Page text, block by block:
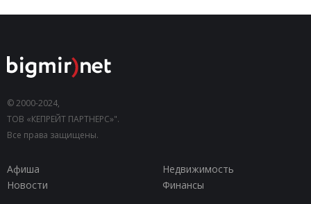
© 2000-2024,
ТОВ «КЕПРЕЙТ ПАРТНЕРС»".
Все права защищены.
Афиша
Недвижимость
Новости
Финансы